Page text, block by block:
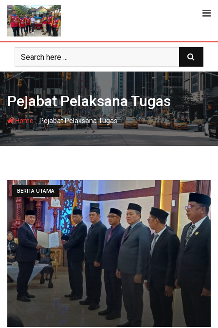
Skip
content
Pejabat Pelaksana Tugas
Home-Pejabat Pelaksana Tugas
BERITA UTAMA